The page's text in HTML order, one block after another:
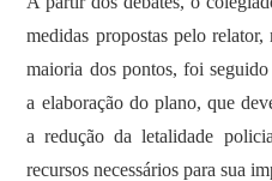
medidas propostas pelo
maioria dos pontos, foi
a elaboração do plano, que
a redução da letalidade
recursos necessários para sua